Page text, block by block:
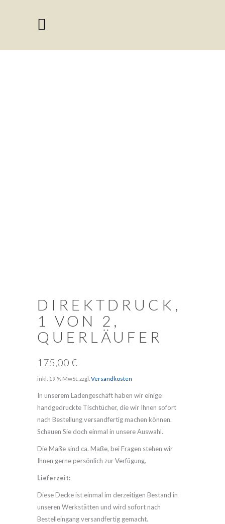
DIREKTDRUCK,
1 VON 2,
QUERLÄUFER
175,00 €
inkl. 19 % MwSt. zzgl. Versandkosten
In unserem Ladengeschäft haben wir einige
handgedruckte Tischtücher, die wir Ihnen sofort
nach Bestellung versandfertig machen können.
Schauen Sie doch einmal in unsere Auswahl.
Die Maße sind ca. Maße, bei Fragen stehen wir
Ihnen gerne persönlich zur Verfügung.
Lieferzeit:
Diese Decke ist einmal im derzeitigen Bestand in
unseren Werkstätten und wird sofort nach
Bestelleingang versandfertig gemacht.